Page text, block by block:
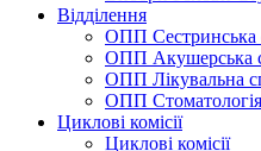
Відділення
ОПП Сестринська
ОПП Акушерська
ОПП Лікувальна
ОПП
Циклові комісії
Циклові комісії